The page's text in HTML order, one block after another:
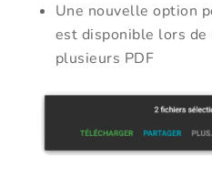
Une nouvelle option
est disponible lors de
plusieurs PDF